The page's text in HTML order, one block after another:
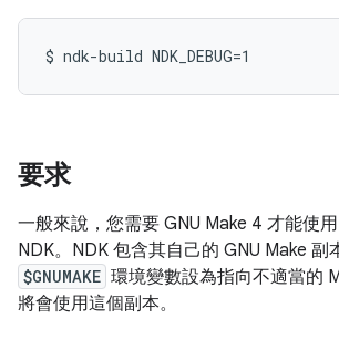
要求
一般來說，您需要 GNU Make 4 才能使
NDK。NDK 包含其自己的 GNU Make 副
$GNUMAKE 環境變數設為指向不適當的
將會使用這個副本。